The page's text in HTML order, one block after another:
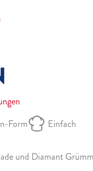
Form Einfach
und Diamant